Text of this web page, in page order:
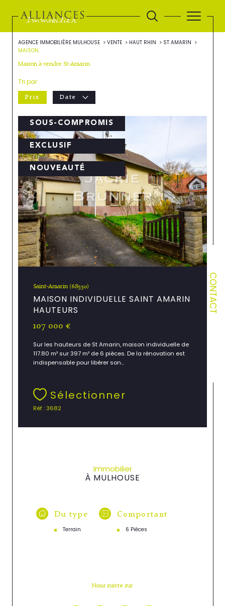
CONTACT
AGENCE IMMOBILIÈRE MULHOUSE VENTE HAUT RHIN
ST AMARIN
MAISON
Maison à vendre St-Amarin
Tri par
Prix Date
Saint-Amarin (68550)
MAISON INDIVIDUELLE SAINT AMARIN
HAUTEURS
107 000 €
Sur les hauteurs de St Amarin, maison individuelle de
117.80 m² sur 397 m² de 6 pièces. De la rénovation est
indispensable pour libérer son...
Sélectionner
Réf : 3682
SOUS-COMPROMIS
EXCLUSIF
NOUVEAUTÉ
Immobilier
À MULHOUSE
Du type
Terrain
Comportant
6 Pièces
Nous suivre sur